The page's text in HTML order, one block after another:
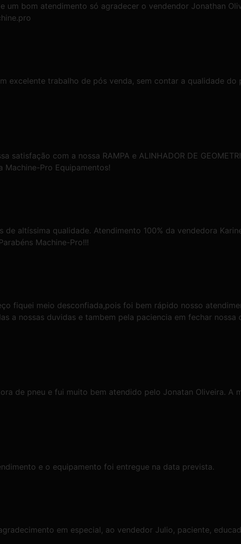
bom atendimento só agradecer o vendendor Jonathan
excelente trabalho de pós venda, sem contar a qualidade
satisfação com a nossa RAMPA e ALINHADOR DE
Machine-Pro Equipamentos!
altíssima qualidade. Atendimento 100% da vendedora
Machine-Pro!!!
fiquei meio desconfiada,pois foi bem rápido nosso
a nossas duvidas e tambem pela paciencia em fechar
de pneu e fui muito bem atendido pelo Jonatan Oliveira. A
e o equipamento foi entregue na data prevista.
em especial, ao vendedor Julio, paciente,